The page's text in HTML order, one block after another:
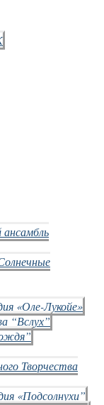
ансамбль
«Оле-Лукойе»
“Вслух”
Творчества
«Подсолнухи”